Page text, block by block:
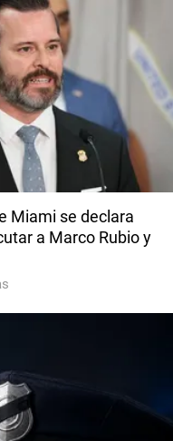
Miami se declara
a Marco Rubio y